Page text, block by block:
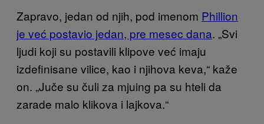
Zapravo, jedan od njih, pod imenom Phillion
je već postavio jedan, pre mesec dana. „Svi
ljudi koji su postavili klipove već imaju
izdefinisane vilice, kao i njihova keva,“ kaže
on. „Juče su čuli za mjuing pa su hteli da
zarade malo klikova i lajkova.“